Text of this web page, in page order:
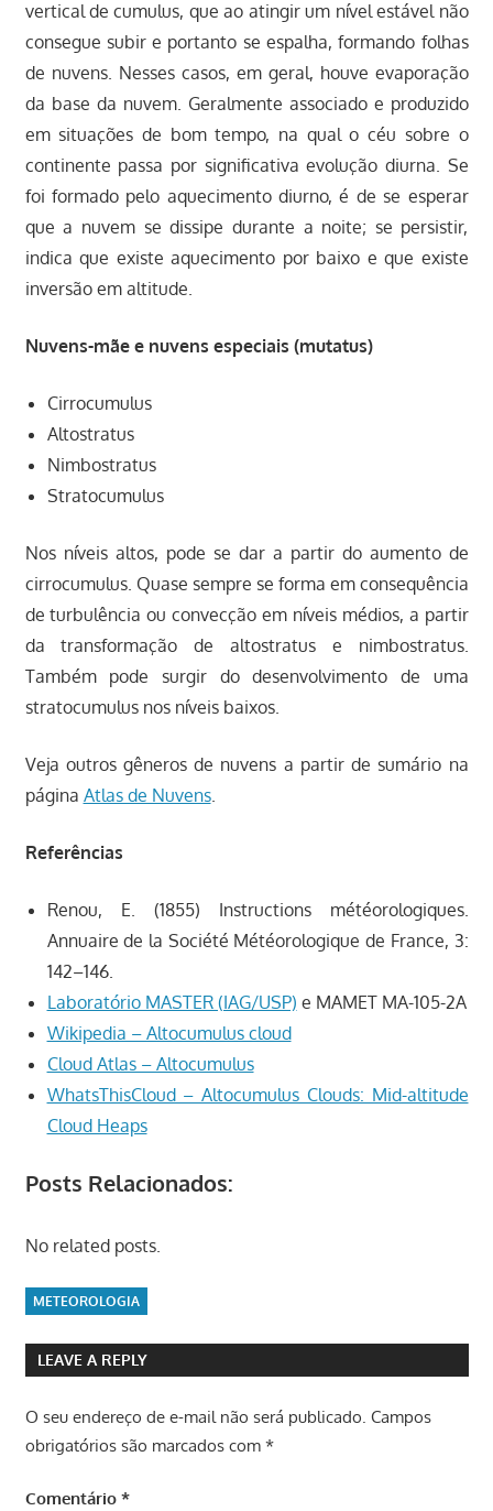
vertical de cumulus, que ao atingir um nível estável não
consegue subir e portanto se espalha, formando folhas
de nuvens. Nesses casos, em geral, houve evaporação
da base da nuvem. Geralmente associado e produzido
em situações de bom tempo, na qual o céu sobre o
continente passa por significativa evolução diurna. Se
foi formado pelo aquecimento diurno, é de se esperar
que a nuvem se dissipe durante a noite; se persistir,
indica que existe aquecimento por baixo e que existe
inversão em altitude.
Nuvens-mãe e nuvens especiais (mutatus)
Cirrocumulus
Altostratus
Nimbostratus
Stratocumulus
Nos níveis altos, pode se dar a partir do aumento de
cirrocumulus. Quase sempre se forma em consequência
de turbulência ou convecção em níveis médios, a partir
da transformação de altostratus e nimbostratus.
Também pode surgir do desenvolvimento de uma
stratocumulus nos níveis baixos.
Veja outros gêneros de nuvens a partir de sumário na
página Atlas de Nuvens.
Referências
Renou, E. (1855) Instructions météorologiques.
Annuaire de la Société Météorologique de France, 3:
142–146.
Laboratório MASTER (IAG/USP) e MAMET MA-105-2A
Wikipedia – Altocumulus cloud
Cloud Atlas – Altocumulus
WhatsThisCloud – Altocumulus Clouds: Mid-altitude
Cloud Heaps
Posts Relacionados:
No related posts.
METEOROLOGIA
LEAVE A REPLY
O seu endereço de e-mail não será publicado. Campos
obrigatórios são marcados com *
Comentário *